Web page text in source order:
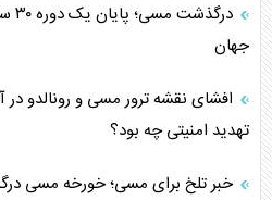
جهان
افشای نقشه ترور مسی و رونالدو
تهدید امنیتی چه بود؟
خبر تلخ برای مسی؛ خورخه مسی